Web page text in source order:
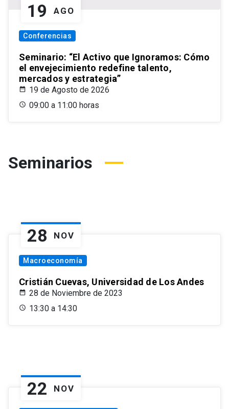
19 AGO
Conferencias
Seminario: “El Activo que Ignoramos: Cómo
el envejecimiento redefine talento,
mercados y estrategia”
19 de Agosto de 2026
09:00 a 11:00 horas
Seminarios
28 NOV
Macroeconomía
Cristián Cuevas, Universidad de Los Andes
28 de Noviembre de 2023
13:30 a 14:30
22 NOV